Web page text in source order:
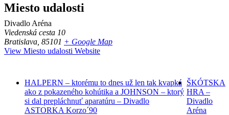
Miesto udalosti
Divadlo Aréna
Viedenská cesta 10
Bratislava 85101 + Google Map
View Miesto udalosti Website
HALPERN – ktorému to dnes už len tak kvapká
ako z pokazeného kohútika a JOHNSON – ktorý
si dal prepláchnuť aparatúru – Divadlo
ASTORKA Korzo´90
ŠKÓTSKA
HRA –
Divadlo
Aréna